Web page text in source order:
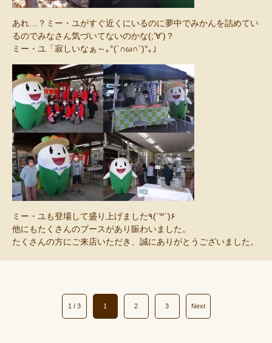
あれ…？ミー・ユがすぐ近くにいるのに夢中でみかんを詰めてい
るのでみなさん気づいてないのかな(;’∀’)？
ミー・ユ「寂しいなぁ～｡°(´∩ω∩`)°｡」
ミー・ユも登場して盛り上げました٩(´꒳`)۶
他にもたくさんのブースがあり賑わいました。
たくさんの方にご来店いただき、誠にありがとうございました。
1 / 3 1 2 3 Next